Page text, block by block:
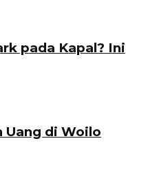
pada Kapal? Ini
Uang di Woilo